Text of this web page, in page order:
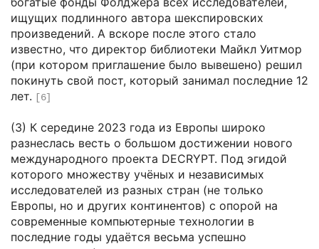
ищущих подлинного автора шекспировских
произведений. А вскоре после этого стало
известно, что директор библиотеки Майкл Уитмор
(при котором приглашение было вывешено) решил
покинуть свой пост, который занимал последние 12
лет. [6]
(3) К середине 2023 года из Европы широко
разнеслась весть о большом достижении нового
международного проекта DECRYPT. Под эгидой
которого множеству учёных и независимых
исследователей из разных стран (не только
Европы, но и других континентов) с опорой на
современные компьютерные технологии в
последние годы удаётся весьма успешно